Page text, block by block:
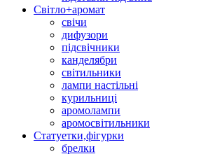
Світло+аромат
свічи
дифузори
підсвічники
канделябри
світильники
лампи настільні
курильниці
аромолампи
аромосвітильники
Статуетки,фігурки
брелки